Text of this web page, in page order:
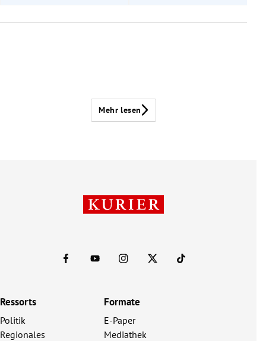
Mehr lesen
Ressorts
Politik
Regionales
Formate
E-Paper
Mediathek